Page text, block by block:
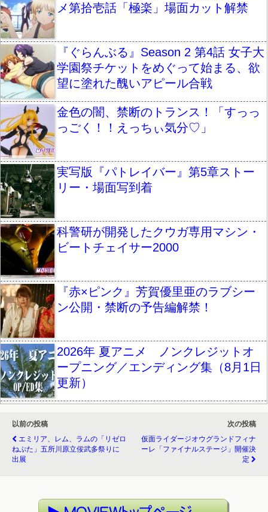
メ第拾壱話「極楽」場面カット解禁
『ぐらんぶる』Season 2 第4話 女子大
学園祭チケットをめぐって始まる、欲
望に塗れた醜いアピール合戦
金色の闇、禁断のトランス！「すっっ
っごく！！えっちぃ気分♡」
実写版『パトレイバー』第5章ストー
リー・場面写到着
科警研が開発したクウガ専用マシン・
ビートチェイサー2000
『赤×ピンク』芳賀優里亜のラブシー
ン公開・禁断の予告編解禁！
2026年 夏アニメ ノンクレジットオ
ープニング／エンディング集（8月1日
更新）
以前の投稿
エミリア、レム、ラムの「リゼロ
ねぷた」五所川原立佞武多祭りに
出展
次の投稿
仮面ライダージオウグランドフィナ
ーレ「ファイナルステージ」開催決
定